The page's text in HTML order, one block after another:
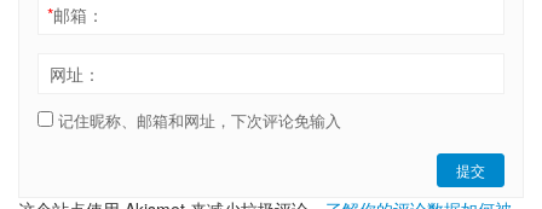
*邮箱：
网址：
记住昵称、邮箱和网址，下次评论免输入
提交